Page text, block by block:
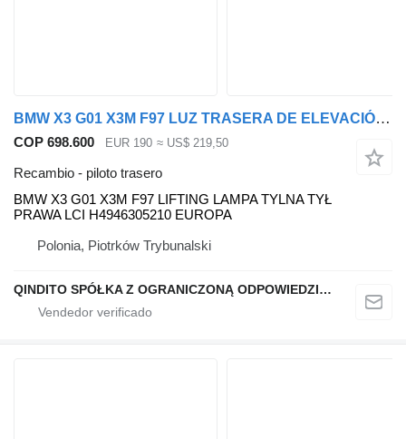
BMW X3 G01 X3M F97 LUZ TRASERA DE ELEVACIÓN TRASERA DERECHA LCI H4946305210 BMW piloto trasero para BMW X3 G01 X3M F97 coche
COP 698.600 EUR 190 ≈ US$ 219,50
Recambio - piloto trasero
BMW X3 G01 X3M F97 LIFTING LAMPA TYLNA TYŁ
PRAWA LCI H4946305210 EUROPA
Polonia, Piotrków Trybunalski
QINDITO SPÓŁKA Z OGRANICZONĄ ODPOWIEDZIALNOŚCIĄ